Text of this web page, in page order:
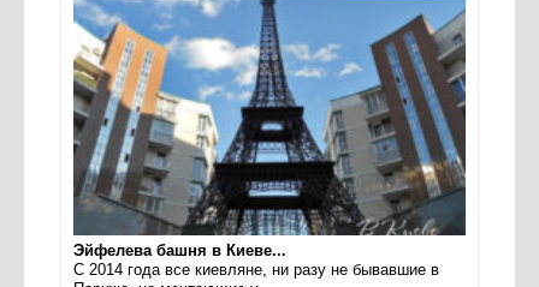
Эйфелева башня в Киеве...
С 2014 года все киевляне, ни разу не бывавшие в